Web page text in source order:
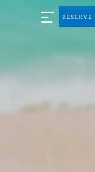
RESERVE